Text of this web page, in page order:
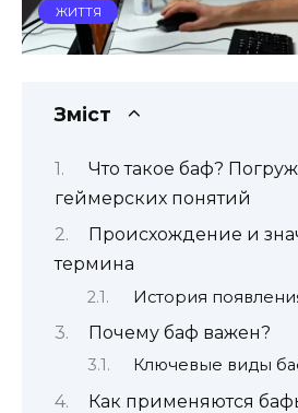
ЖИТТЯ
Зміст
Что такое баф?
геймерских понятий
Происхождение и
термина
История
Почему баф важен?
Ключевые виды
Как применяются